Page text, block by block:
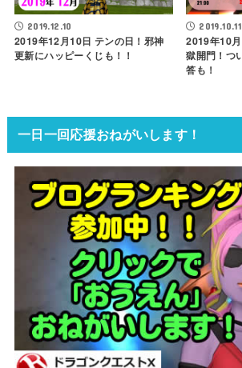
2019.12.10
2019年12月10日 テンの日！邪神
更新にハッピーくじも！！
2019.10.11
2019年10
獄開門！つ
答も！
一日一回応援おねがいします！